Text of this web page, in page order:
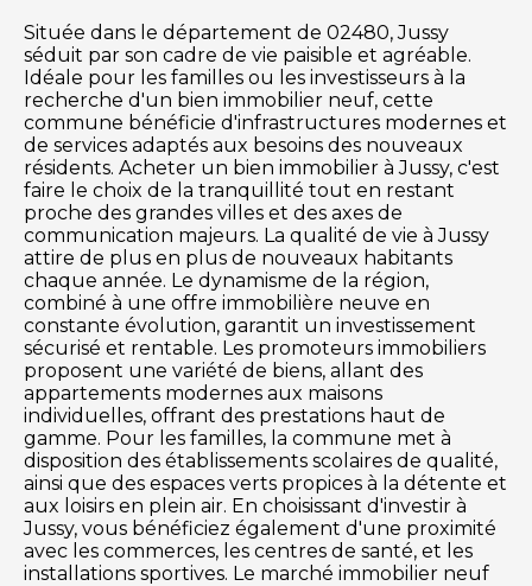
Située dans le département de 02480, Jussy
séduit par son cadre de vie paisible et agréable.
Idéale pour les familles ou les investisseurs à la
recherche d'un bien immobilier neuf, cette
commune bénéficie d'infrastructures modernes et
de services adaptés aux besoins des nouveaux
résidents. Acheter un bien immobilier à Jussy, c'est
faire le choix de la tranquillité tout en restant
proche des grandes villes et des axes de
communication majeurs. La qualité de vie à Jussy
attire de plus en plus de nouveaux habitants
chaque année. Le dynamisme de la région,
combiné à une offre immobilière neuve en
constante évolution, garantit un investissement
sécurisé et rentable. Les promoteurs immobiliers
proposent une variété de biens, allant des
appartements modernes aux maisons
individuelles, offrant des prestations haut de
gamme. Pour les familles, la commune met à
disposition des établissements scolaires de qualité,
ainsi que des espaces verts propices à la détente et
aux loisirs en plein air. En choisissant d'investir à
Jussy, vous bénéficiez également d'une proximité
avec les commerces, les centres de santé, et les
installations sportives. Le marché immobilier neuf